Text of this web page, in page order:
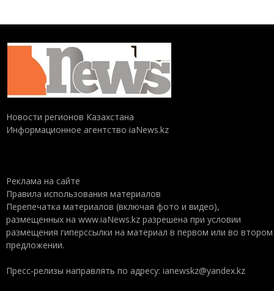
Новости регионов Казахстана
Информационное агентство iaNews.kz
Реклама на сайте
Правила использования материалов
Перепечатка материалов (включая фото и видео),
размещенных на www.iaNews.kz разрешена при условии
размещения гиперссылки на материал в первом или во втором
предложении.
Пресс-релизы направлять по адресу: ianewskz@yandex.kz